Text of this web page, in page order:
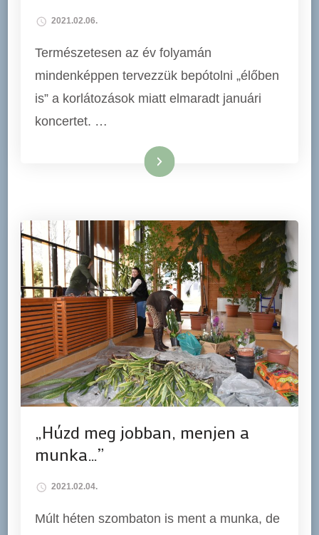
2021.02.06.
Természetesen az év folyamán
mindenképpen tervezzük bepótolni „élőben
is” a korlátozások miatt elmaradt januári
koncertet. …
Tovább
„Húzd meg jobban, menjen a
munka…”
2021.02.04.
Múlt héten szombaton is ment a munka, de